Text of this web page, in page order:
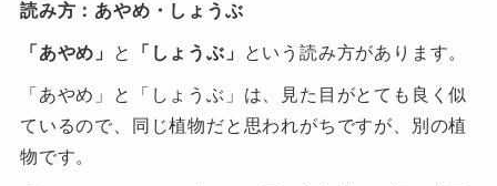
読み方：あやめ・しょうぶ
「あやめ」 と 「しょうぶ」 という読み方があります。
「あやめ」と「しょうぶ」は、見た目がとても良く似
ているので、同じ植物だと思われがちですが、別の植
物です。